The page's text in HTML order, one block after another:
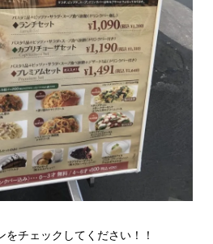
チェックしてください！！